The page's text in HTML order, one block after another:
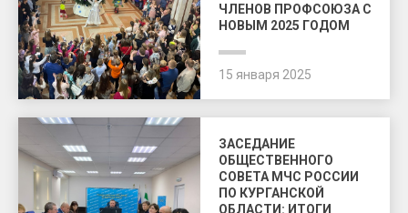
ЧЛЕНОВ ПРОФСОЮЗА С
НОВЫМ 2025 ГОДОМ
15 января 2025
ЗАСЕДАНИЕ
ОБЩЕСТВЕННОГО
СОВЕТА МЧС РОССИИ
ПО КУРГАНСКОЙ
ОБЛАСТИ: ИТОГИ